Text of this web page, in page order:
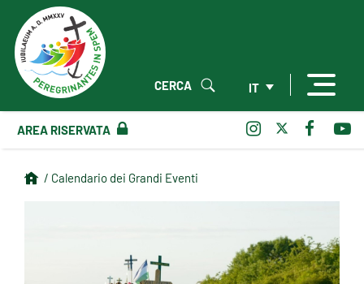
IT
CERCA
AREA RISERVATA
/ Calendario dei Grandi Eventi